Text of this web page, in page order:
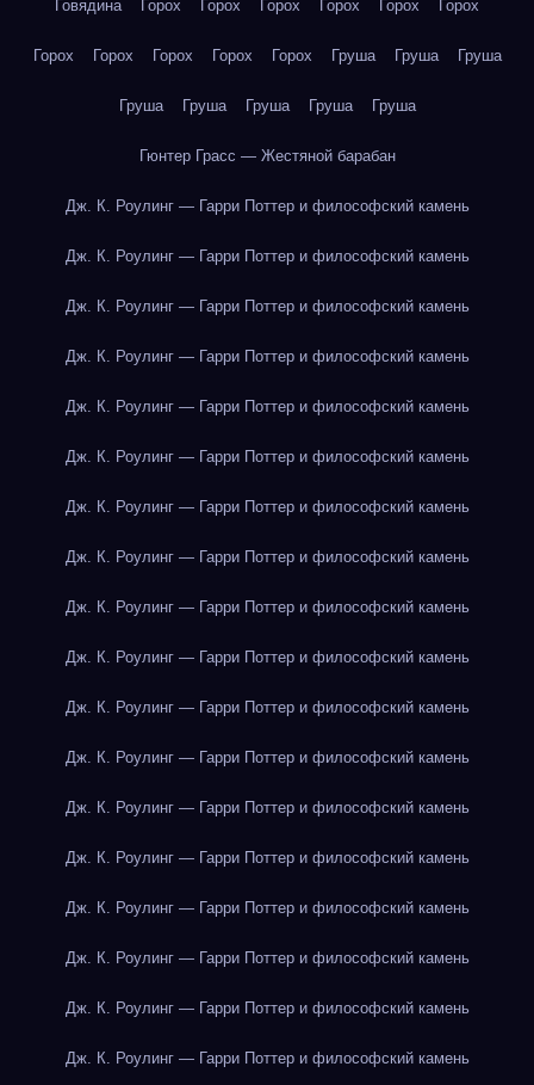
Говядина Горох Горох Горох Горох Горох Горох
Горох Горох Горох Горох Горох Груша Груша Груша
Груша Груша Груша Груша Груша
Гюнтер Грасс — Жестяной барабан
Дж. К. Роулинг — Гарри Поттер и философский камень
Дж. К. Роулинг — Гарри Поттер и философский камень
Дж. К. Роулинг — Гарри Поттер и философский камень
Дж. К. Роулинг — Гарри Поттер и философский камень
Дж. К. Роулинг — Гарри Поттер и философский камень
Дж. К. Роулинг — Гарри Поттер и философский камень
Дж. К. Роулинг — Гарри Поттер и философский камень
Дж. К. Роулинг — Гарри Поттер и философский камень
Дж. К. Роулинг — Гарри Поттер и философский камень
Дж. К. Роулинг — Гарри Поттер и философский камень
Дж. К. Роулинг — Гарри Поттер и философский камень
Дж. К. Роулинг — Гарри Поттер и философский камень
Дж. К. Роулинг — Гарри Поттер и философский камень
Дж. К. Роулинг — Гарри Поттер и философский камень
Дж. К. Роулинг — Гарри Поттер и философский камень
Дж. К. Роулинг — Гарри Поттер и философский камень
Дж. К. Роулинг — Гарри Поттер и философский камень
Дж. К. Роулинг — Гарри Поттер и философский камень